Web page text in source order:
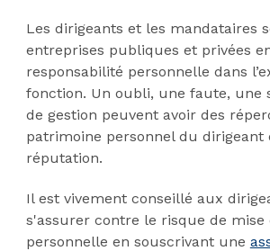
Les dirigeants et les mandataires
entreprises publiques et privées
responsabilité personnelle dans
fonction. Un oubli, une faute, une
de gestion peuvent avoir des
patrimoine personnel du dirigeant
réputation.
Il est vivement conseillé aux
s'assurer contre le risque de mise
personnelle en souscrivant une